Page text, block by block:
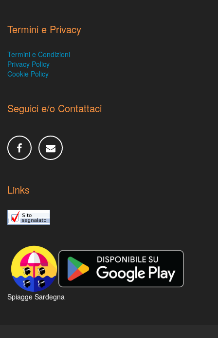
Termini e Privacy
Termini e Condizioni
Privacy Policy
Cookie Policy
Seguici e/o Contattaci
Links
Spiagge Sardegna